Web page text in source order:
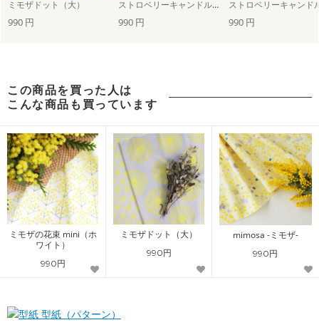
ミモザドット（大） ストロベリーキャンドル（大）
990 円 990 円 990 円
この商品を買った人は
こんな商品も買っています
ミモザの花束 mini（ホ
ワイト）
990円
ミモザドット（大）
990円
mimosa -ミモザ-
990円
型紙（パターン）